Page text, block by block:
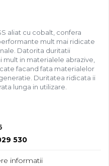
aliat cu cobalt, confera
mult mai ridicate
Datorita duritatii
in materialele abrazive,
facand fata materialelor
Duritatea ridicata ii
lunga in utilizare.
530
informatii